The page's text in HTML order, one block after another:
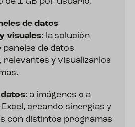
de datos
visuales: la solución
de datos
relevantes y visualizarlos
a imágenes o a
creando sinergias y
con distintos programas